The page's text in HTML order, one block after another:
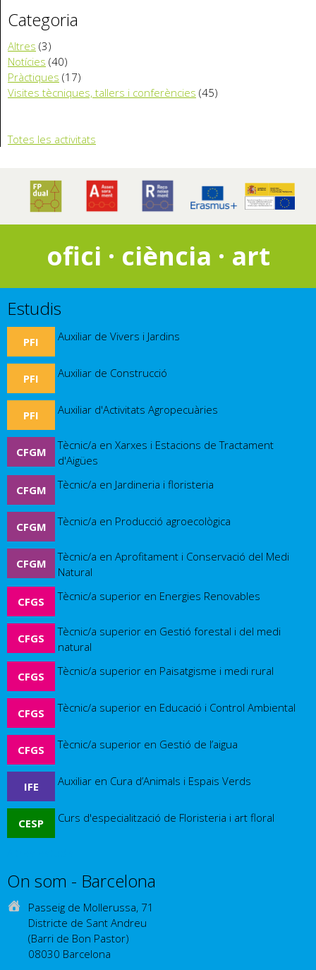
Categoria
Altres (3)
Notícies (40)
Pràctiques (17)
Visites tècniques, tallers i conferències (45)
Totes les activitats
ofici · ciència · art
Estudis
PFI Auxiliar de Vivers i Jardins
PFI Auxiliar de Construcció
PFI Auxiliar d'Activitats Agropecuàries
CFGM
Tècnic/a en Xarxes i Estacions de Tractament
d'Aigües
CFGM Tècnic/a en Jardineria i floristeria
CFGM Tècnic/a en Producció agroecològica
CFGM
Tècnic/a en Aprofitament i Conservació del Medi
Natural
CFGS Tècnic/a superior en Energies Renovables
CFGS
Tècnic/a superior en Gestió forestal i del medi
natural
CFGS Tècnic/a superior en Paisatgisme i medi rural
CFGS Tècnic/a superior en Educació i Control Ambiental
CFGS Tècnic/a superior en Gestió de l’aigua
IFE Auxiliar en Cura d’Animals i Espais Verds
CESP Curs d'especialització de Floristeria i art floral
On som - Barcelona
Passeig de Mollerussa, 71
Districte de Sant Andreu
(Barri de Bon Pastor)
08030 Barcelona